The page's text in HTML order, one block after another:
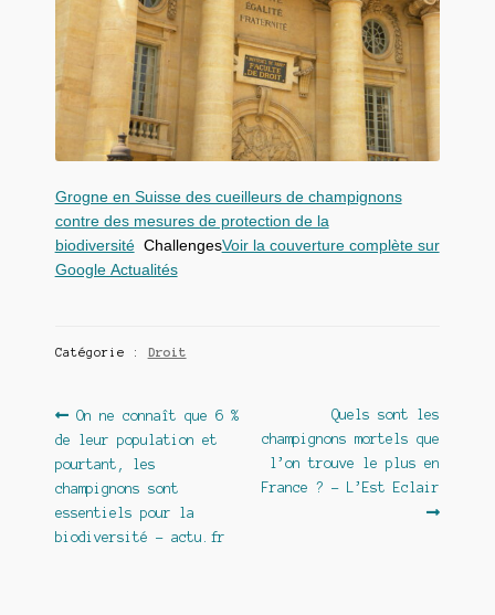
Grogne en Suisse des cueilleurs de champignons
contre des mesures de protection de la
biodiversitéChallengesVoir la couverture complète sur
Google Actualités
Catégorie : Droit
Navigation
de
l’article
Article
précédent :
On ne connaît que 6 %
de leur population et
pourtant, les
champignons sont
essentiels pour la
biodiversité – actu.fr
Article
suivant :
Quels sont les
champignons mortels que
l’on trouve le plus en
France ? – L’Est Eclair